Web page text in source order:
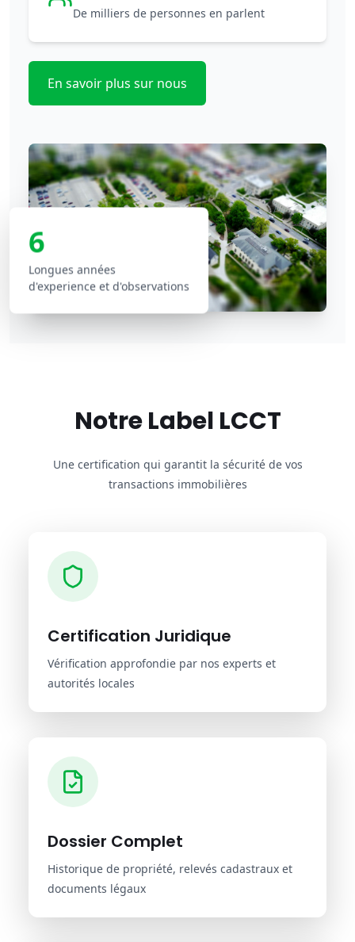
Processus Transparent
Vous Attend
Paiement après certification - Papiers en ordre -
Explorer les terrains
De milliers de personnes en parlent
En savoir plus sur nous
6
Longues années
Notre Label LCCT
Une certification qui garantit la sécurité de vos
transactions immobilières
Certification Juridique
Vérification approfondie par nos experts et
autorités locales
Dossier Complet
Historique de propriété, relevés cadastraux et
documents légaux